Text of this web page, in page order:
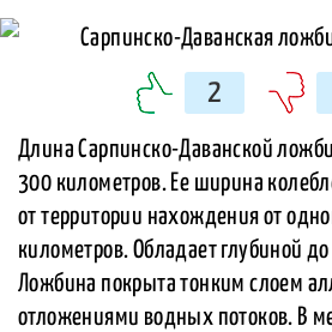
2
Длина Сарпинско-Даванской
300 километров. Ее ширина
от территории нахождения от
километров. Обладает глубиной
Ложбина покрыта тонким слоем
отложениями водных потоков. В